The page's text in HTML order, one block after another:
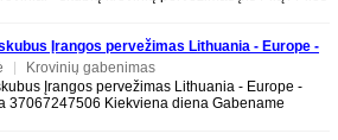
Įrangos pervežimas Lithuania - Europe -
37067247506
Krovinių gabenimas
Įrangos pervežimas Lithuania - Europe -
37067247506 Kiekviena diena Gabename